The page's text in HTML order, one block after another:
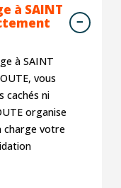
à SAINT
à SAINT
vous
cachés ni
organise
charge votre